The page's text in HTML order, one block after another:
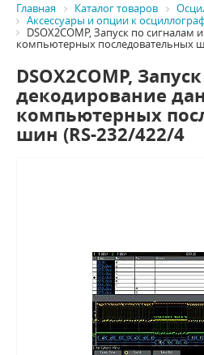
Главная Каталог товаров
Аксессуары и опции к
DSOX2COMP, Запуск по
компьютерных последовательных
DSOX2COMP,
декодирование
компьютерных
шин (RS-232/422/4